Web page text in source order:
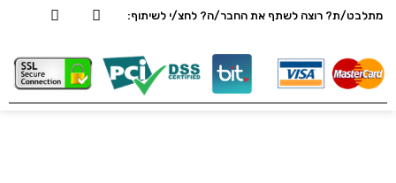
מתלבט/ת? רוצה לשתף את החבר/ה? לחצ/י לשיתוף: